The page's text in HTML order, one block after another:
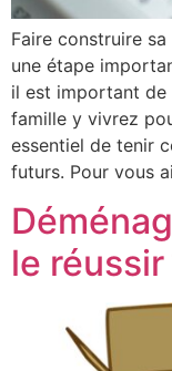
Faire construire
une étape
il est important de
famille y vivrez
essentiel de tenir
futurs. Pour vous
le réussir